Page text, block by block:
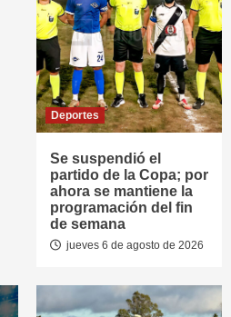
Deportes
Se suspendió el
partido de la Copa; por
ahora se mantiene la
programación del fin
de semana
jueves 6 de agosto de 2026